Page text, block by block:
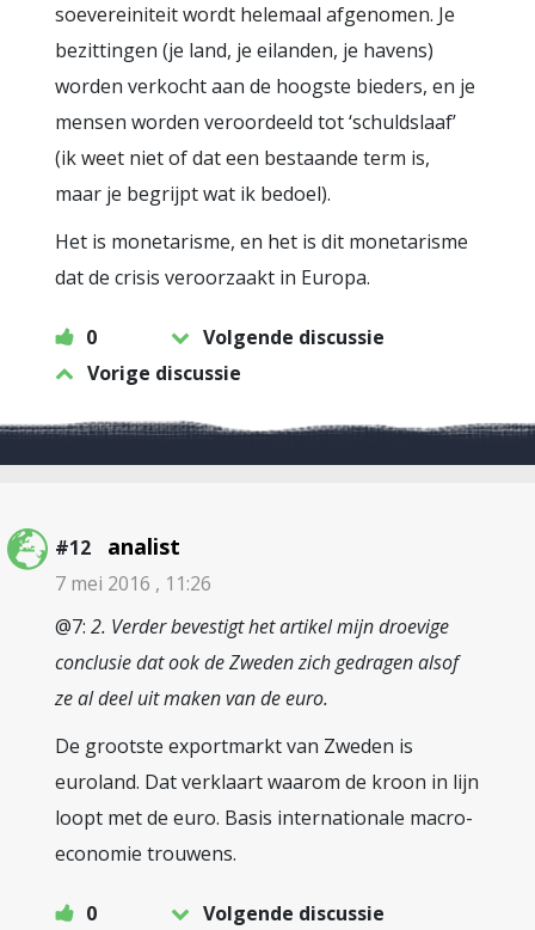
soevereiniteit wordt helemaal afgenomen. Je
bezittingen (je land, je eilanden, je havens)
worden verkocht aan de hoogste bieders, en je
mensen worden veroordeeld tot ‘schuldslaaf’
(ik weet niet of dat een bestaande term is,
maar je begrijpt wat ik bedoel).
Het is monetarisme, en het is dit monetarisme
dat de crisis veroorzaakt in Europa.
0
Volgende discussie
Vorige discussie
#12 analist
7 mei 2016 , 11:26
@7: 2. Verder bevestigt het artikel mijn droevige
conclusie dat ook de Zweden zich gedragen alsof
ze al deel uit maken van de euro.
De grootste exportmarkt van Zweden is
euroland. Dat verklaart waarom de kroon in lijn
loopt met de euro. Basis internationale macro-
economie trouwens.
0
Volgende discussie